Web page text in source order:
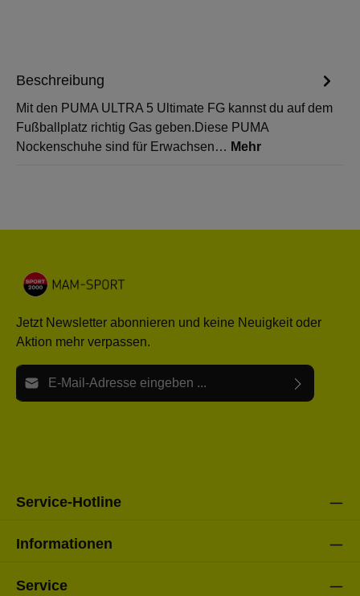
Beschreibung
Mit den PUMA ULTRA 5 Ultimate FG kannst du auf dem
Fußballplatz richtig Gas geben.Diese PUMA
Nockenschuhe sind für Erwachsen… Mehr
Jetzt Newsletter abonnieren und keine Neuigkeit oder
Aktion mehr verpassen.
E-Mail-Adresse*
Service-Hotline
Informationen
Service